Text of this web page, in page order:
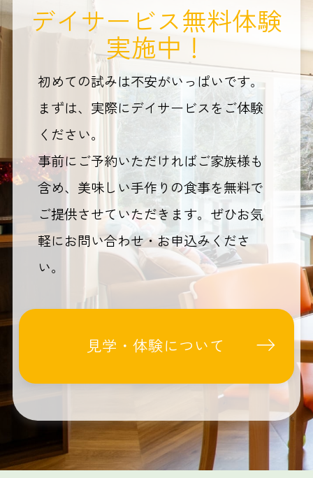
デイサービス無料体験
実施中！
初めての試みは不安がいっぱいです。
まずは、実際にデイサービスをご体験
ください。
事前にご予約いただければご家族様も
含め、美味しい手作りの食事を無料で
ご提供させていただきます。ぜひお気
軽にお問い合わせ・お申込みくださ
い。
見学・体験について